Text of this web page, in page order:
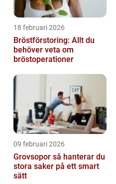
18 februari 2026
Bröstförstoring: Allt du
behöver veta om
bröstoperationer
09 februari 2026
Grovsopor så hanterar du
stora saker på ett smart
sätt